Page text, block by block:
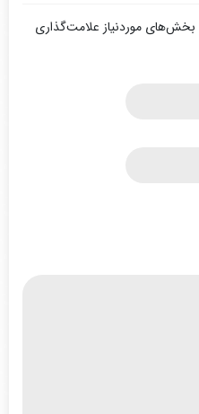
بخش‌های موردنیاز علامت‌گذاری